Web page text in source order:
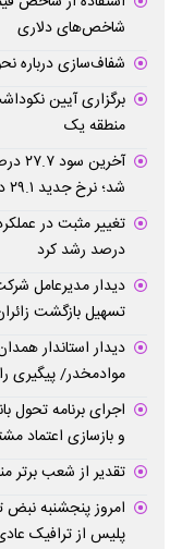
شاخص‌های دلاری
شفاف‌سازی درباره
برگزاری آیین
منطقه یک
شد؛ نرخ جدید ۲۹.۱ درصد
درصد رشد کرد
دیدار مدیرعامل
تسهیل بازگشت
دیدار استاندار
موادمخدر/ پیگیری
اجرای برنامه تحول
و بازسازی اعتماد
تقدیر از شعب برتر
امروز پنجشنبه
پلیس از ترافیک